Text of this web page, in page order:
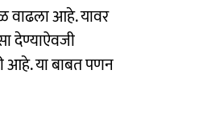
वाढला आहे. यावर
देण्याऐवजी
आहे. या बाबत पणन